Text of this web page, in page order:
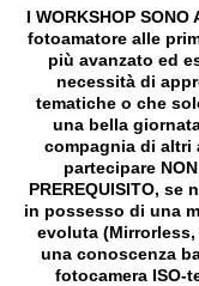
I WORKSHOP SONO
fotoamatore alle
più avanzato ed
necessità di
tematiche o che
una bella
compagnia di altri
partecipare
PREREQUISITO, se
in possesso di una
evoluta
una conoscenza
fotocamera ISO-